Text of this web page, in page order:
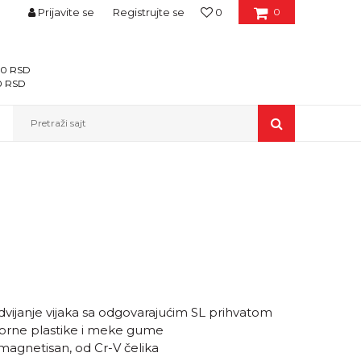
0
0
Prijavite se Registrujte se
RSD
RSD
Pretraži sajt
vijaka sa odgovarajućim SL prihvatom
plastike i meke gume
od Cr-V čelika